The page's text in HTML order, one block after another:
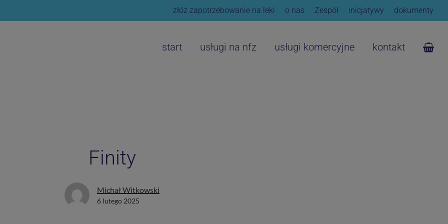
złóż zapotrzebowanie na leki o nas Zespół inicjatywy dokumenty
start usługi na nfz usługi komercyjne kontakt
Finity
Michał Witkowski
6 lutego 2025